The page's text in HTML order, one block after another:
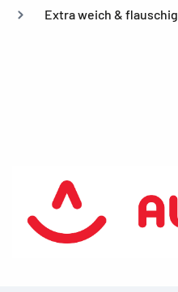
Extra weich & flauschig